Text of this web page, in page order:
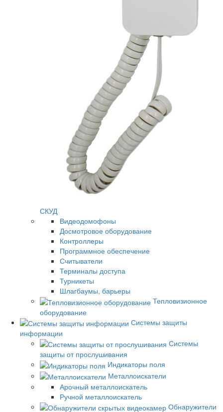
СКУД
Видеодомофоны
Досмотровое оборудование
Контроллеры
Программное обеспечение
Считыватели
Терминалы доступа
Турникеты
Шлагбаумы, барьеры
Тепловизионное
оборудование
Системы защиты
информации
Системы
защиты от прослушивания
Индикаторы поля
Металлоискатели
Арочный металлоискатель
Ручной металлоискатель
Обнаружители